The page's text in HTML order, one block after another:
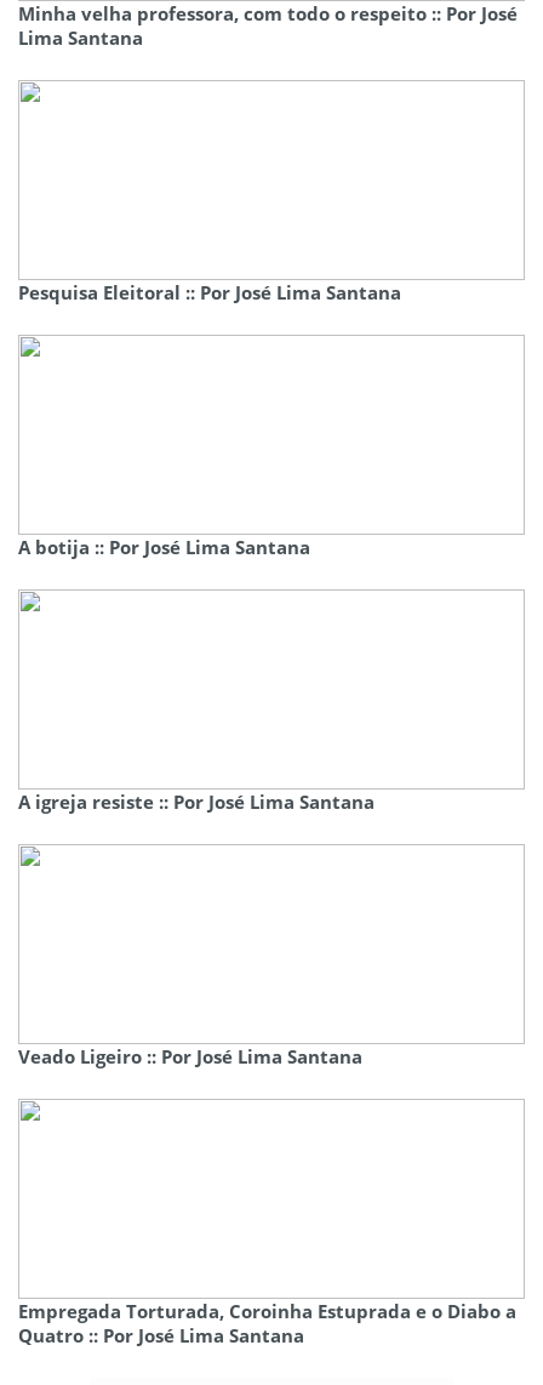
Minha velha professora, com todo o respeito :: Por José
Lima Santana
Pesquisa Eleitoral :: Por José Lima Santana
A botija :: Por José Lima Santana
A igreja resiste :: Por José Lima Santana
Veado Ligeiro :: Por José Lima Santana
Empregada Torturada, Coroinha Estuprada e o Diabo a
Quatro :: Por José Lima Santana